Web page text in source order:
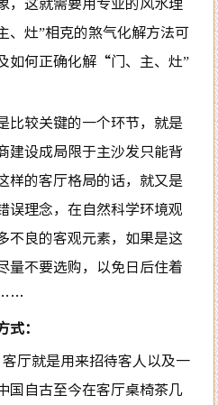
灶”相克的煞气化解方法可
如何正确化解“门、主、灶”
比较关键的一个环节，就是
建设成局限于主沙发只能背
样的客厅格局的话，就又是
误理念，在自然科学环境观
不良的客观元素，如果是这
量不要选购，以免日后住着
……
：
厅就是用来招待客人以及一
国自古至今在客厅桌椅茶几